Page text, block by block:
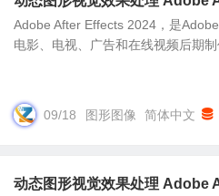
Adobe After Effects 2024，是
电影、电视、广告和在线视频后期
09/18 图形图像 简体中文
动态图形视觉效果处理 Adobe